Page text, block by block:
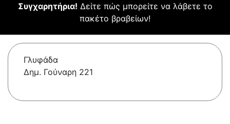
Συγχαρητήρια! Δείτε πώς μπορείτε να λάβετε το
πακέτο βραβείων!
Γλυφάδα
Δημ. Γούναρη 221